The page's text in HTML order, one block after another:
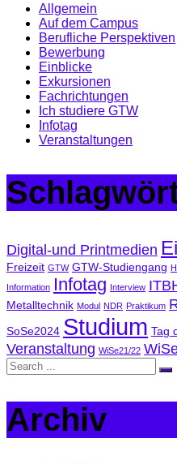
Allgemein
Auf dem Campus
Berufliche Perspektiven
Bewerbung
Einblicke
Exkursionen
Fachrichtungen
Ich studiere GTW
Infotag
Veranstaltungen
Digital-und Printmedien
Freizeit GTW GTW-Studiengang
Information Infotag Interview
Metalltechnik Modul NDR Praktikum
SoSe2024 Studium Tag
Veranstaltung WiSe21/22
Archiv